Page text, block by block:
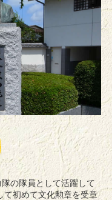
の隊員として活躍して
て初めて文化勲章を受章